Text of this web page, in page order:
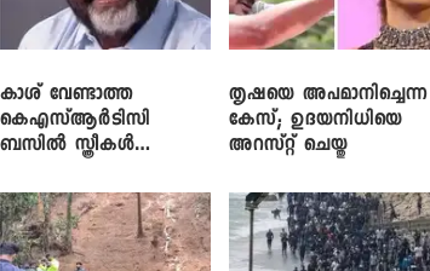
കാശ് വേണ്ടാത്ത
കെഎസ്ആർടിസി
ബസിൽ സ്ത്രീകൾ
ജോൺ
തൃഷയെ അപമാനിച്ചെന്ന
കേസ്; ഉദയനിധിയെ
അറസ്റ്റ് ചെയ്തു